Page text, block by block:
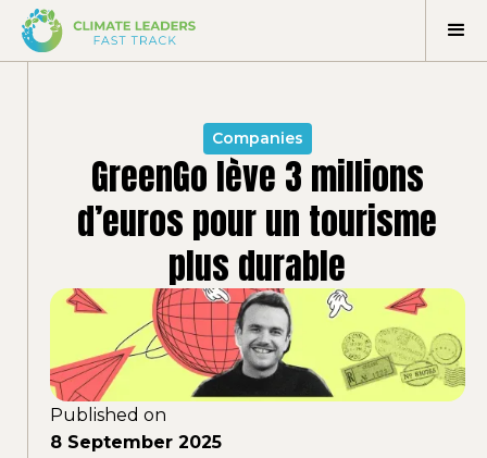
Companies
GreenGo lève 3 millions
d’euros pour un tourisme
plus durable
Published on
8 September 2025